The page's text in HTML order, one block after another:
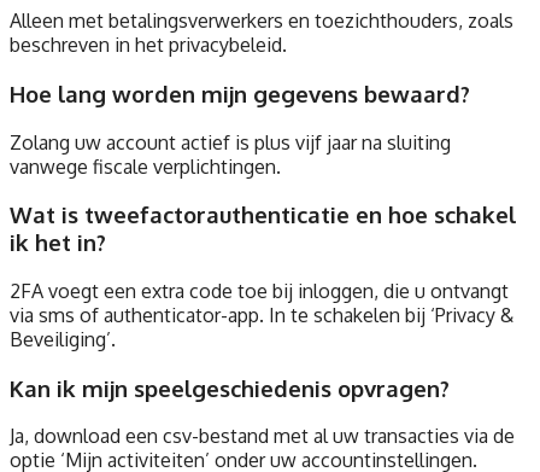
Alleen met betalingsverwerkers en toezichthouders, zoals
beschreven in het privacybeleid.
Hoe lang worden mijn gegevens bewaard?
Zolang uw account actief is plus vijf jaar na sluiting
vanwege fiscale verplichtingen.
Wat is tweefactorauthenticatie en hoe schakel
ik het in?
2FA voegt een extra code toe bij inloggen, die u ontvangt
via sms of authenticator-app. In te schakelen bij ‘Privacy &
Beveiliging’.
Kan ik mijn speelgeschiedenis opvragen?
Ja, download een csv-bestand met al uw transacties via de
optie ‘Mijn activiteiten’ onder uw accountinstellingen.